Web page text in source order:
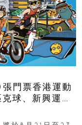
門票香港運動
球、新興運